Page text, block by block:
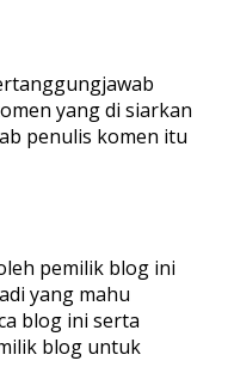
yang di siarkan
penulis komen itu
pemilik blog ini
yang mahu
blog ini serta
blog untuk